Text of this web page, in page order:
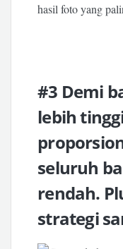
hasil foto yang
#3 Demi
lebih
seluruh
rendah.
strategi